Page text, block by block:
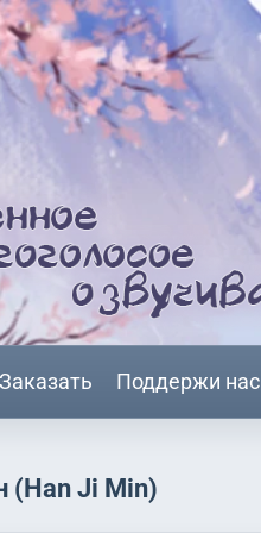
Заказать Поддержи нас
(Han Ji Min)